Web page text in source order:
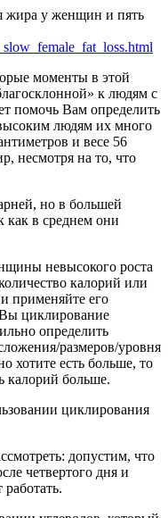
жира у женщин и пять
моменты в этой
к людям с
помочь Вам определить
людям их много
и весе 56
несмотря на то, что
но в большей
как в среднем они
невысокого роста
калорий или
применяйте его
Вы циклирование
определить
размеров/уровня
хотите есть больше, то
калорий больше.
циклирования
допустим, что
четвертого дня и
работать.